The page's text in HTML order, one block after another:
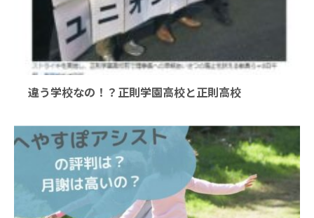
違う学校なの！？正則学園高校と正則高校